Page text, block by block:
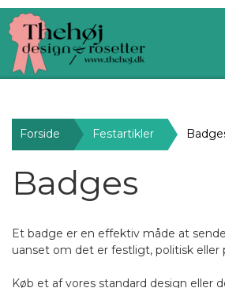
Forside Festartikler
Badges
Et badge er en effektiv måde at
uanset om det er festligt, politisk eller
Køb et af vores standard design eller